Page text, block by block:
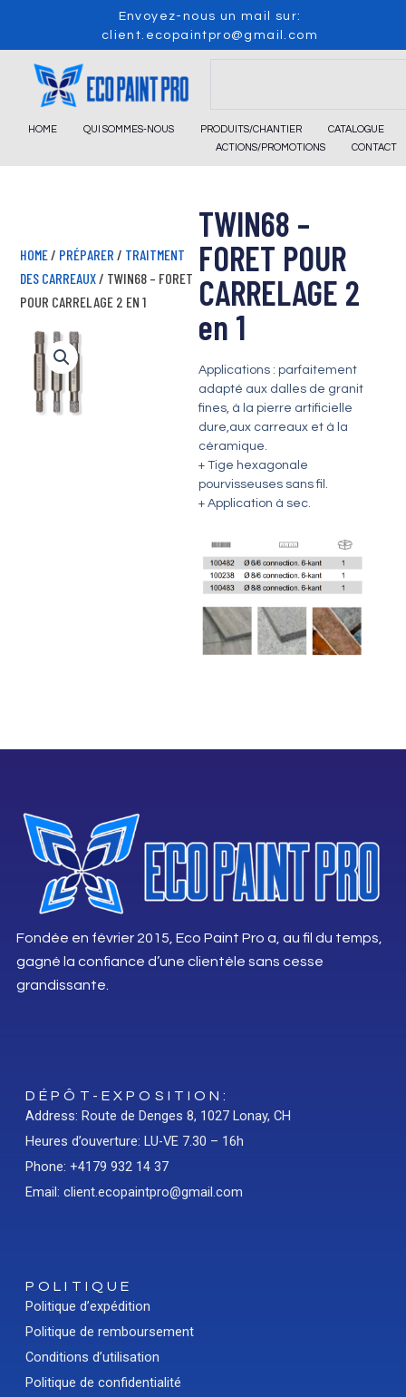
content
Envoyez-nous un mail sur:
client.ecopaintpro@gmail.com
HOME QUI SOMMES-NOUS PRODUITS/CHANTIER
CATALOGUE
ACTIONS/PROMOTIONS
CONTACT
TWIN68 –
FORET POUR
CARRELAGE 2
en 1
Applications : parfaitement
adapté aux dalles de granit
fines, à la pierre artificielle
dure,aux carreaux et à la
céramique.
+ Tige hexagonale
pourvisseuses sans fil.
+ Application à sec.
HOME / PRÉPARER / TRAITMENT
DES CARREAUX / TWIN68 – FORET
POUR CARRELAGE 2 EN 1
Fondée en février 2015, Eco Paint Pro a, au fil du temps,
gagné la confiance d’une clientèle sans cesse
grandissante.
DÉPÔT-EXPOSITION:
Address: Route de Denges 8, 1027 Lonay, CH
Heures d’ouverture: LU-VE 7.30 – 16h
Phone: +4179 932 14 37
Email: client.ecopaintpro@gmail.com
POLITIQUE
Politique d’expédition
Politique de remboursement
Conditions d’utilisation
Politique de confidentialité